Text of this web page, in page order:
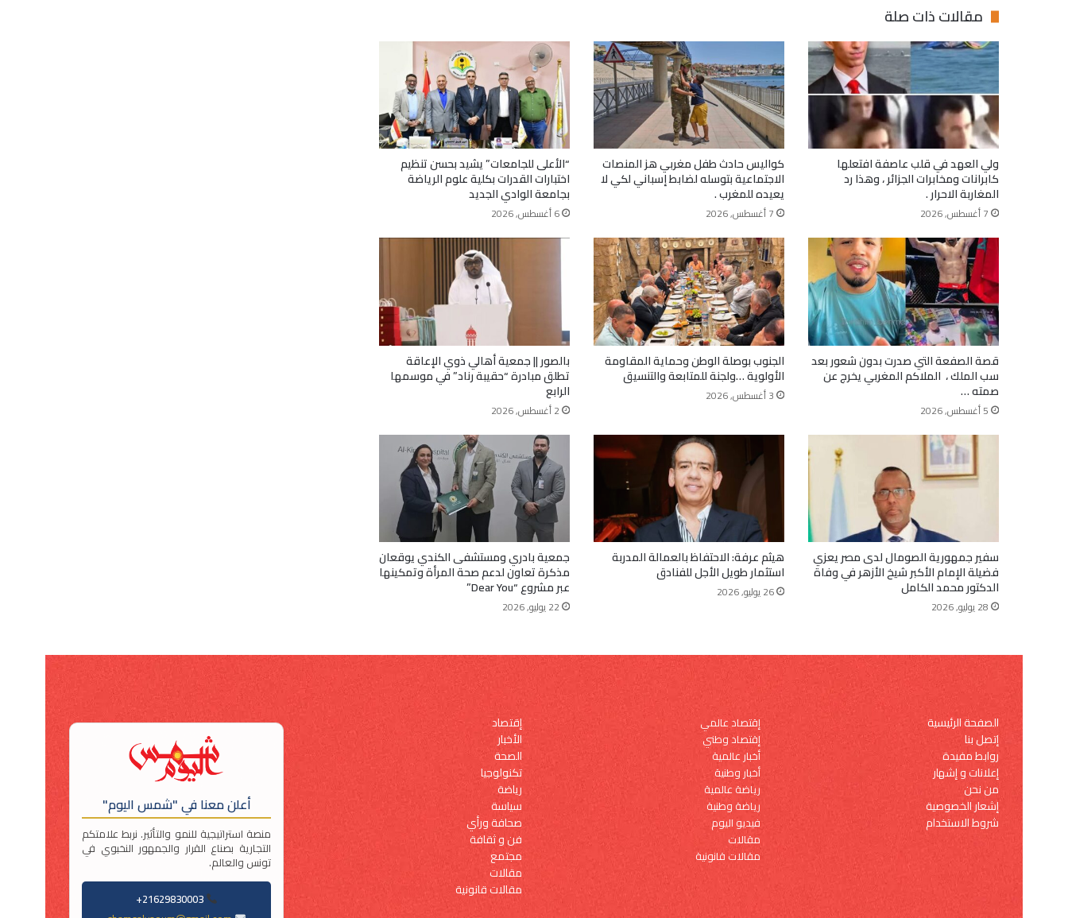
مقالات ذات صلة
ولي العهد في قلب عاصفة افتعلها
كابرانات ومخابرات الجزائر ، وهذا رد
المغاربة الاحرار .
7 أغسطس, 2026
كواليس حادث طفل مغربي هز المنصات
الاجتماعية بتوسله لضابط إسباني لكي لا
يعيده للمغرب .
7 أغسطس, 2026
“الأعلى للجامعات” يشيد بحسن تنظيم
اختبارات القدرات بكلية علوم الرياضة
بجامعة الوادي الجديد
6 أغسطس, 2026
قصة الصفعة التي صدرت بدون شعور بعد
سب الملك ، الملاكم المغربي يخرج عن
صمته …
5 أغسطس, 2026
الجنوب بوصلة الوطن وحماية المقاومة
الأولوية …ولجنة للمتابعة والتنسيق
3 أغسطس, 2026
بالصور || جمعية أهالي ذوي الإعاقة
تطلق مبادرة “حقيبة رناد” في موسمها
الرابع
2 أغسطس, 2026
سفير جمهورية الصومال لدى مصر يعزي
فضيلة الإمام الأكبر شيخ الأزهر في وفاة
الدكتور محمد الكامل
28 يوليو, 2026
هيثم عرفة: الاحتفاظ بالعمالة المدربة
استثمار طويل الأجل للفنادق
26 يوليو, 2026
جمعية بادري ومستشفى الكندي يوقعان
مذكرة تعاون لدعم صحة المرأة وتمكينها
عبر مشروع “Dear You”
22 يوليو, 2026
الصفحة الرئيسية
إتصل بنا
روابط مفيدة
إعلانات و إشهار
من نحن
إشعار الخصوصية
شروط الاستخدام
إقتصاد عالمي
إقتصاد وطني
أخبار عالمية
أخبار وطنية
رياضة عالمية
رياضة وطنية
فيديو اليوم
مقالات
مقالات قانونية
إقتصاد
الأخبار
الصحة
تكنولوجيا
رياضة
سياسة
صحافة ورأي
فن و ثقافة
مجتمع
مقالات
مقالات قانونية
أعلن معنا في "شمس اليوم"
منصة استراتيجية للنمو والتأثير. نربط علامتكم
التجارية بصناع القرار والجمهور النخبوي في
تونس والعالم.
21629830003+